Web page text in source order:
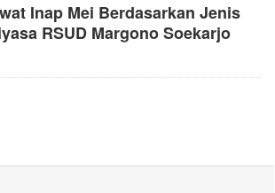
Inap Mei Berdasarkan Jenis
RSUD Margono Soekarjo